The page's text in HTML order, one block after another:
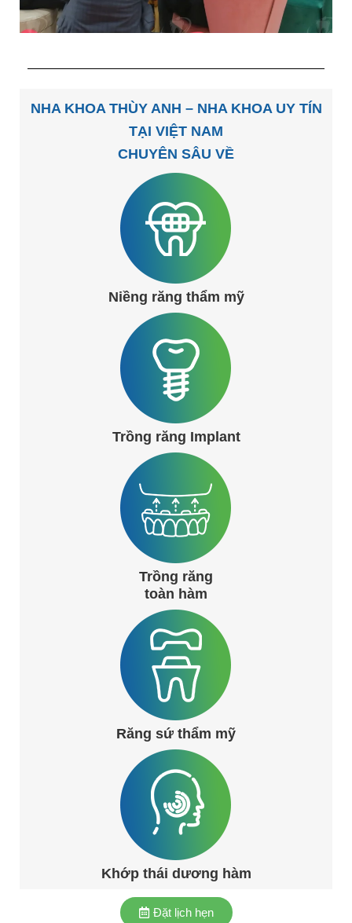
NHA KHOA THÙY ANH – NHA KHOA UY TÍN
TẠI VIỆT NAM
CHUYÊN SÂU VỀ
Niềng răng thẩm mỹ
Trồng răng Implant
Trồng răng
toàn hàm
Răng sứ thẩm mỹ
Khớp thái dương hàm
Đặt lịch hẹn